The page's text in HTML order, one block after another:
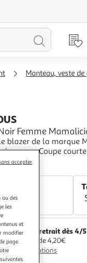
Lancer
la
Manteau, veste de
Femme
blazer de la marque
longues- Coupe
: 72% Polyester,
Livr. ou retrait dès 4/
A partir de 4,20€
Plus d'options
ou des
les
et
modifier
page.
accepter